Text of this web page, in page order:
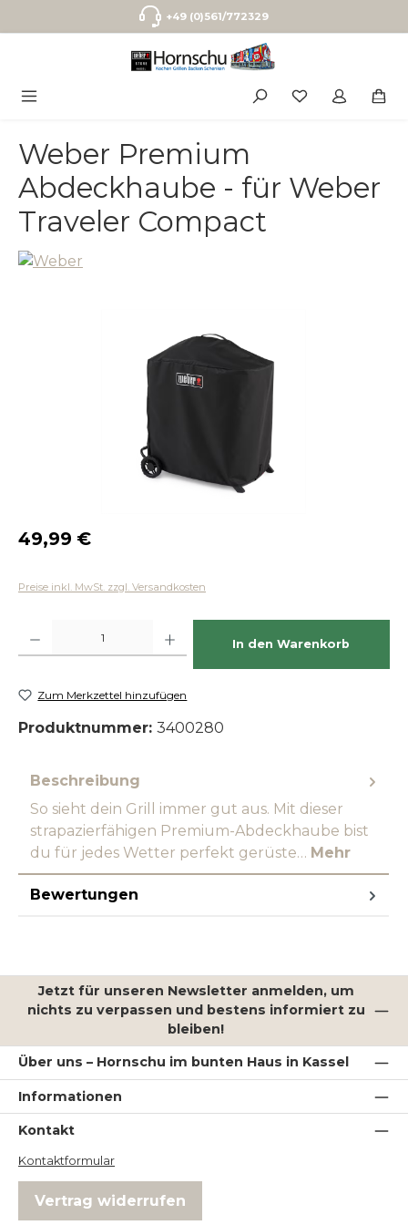
Zum Hauptinhalt springen+49 (0)561/772329
Weber Premium
Abdeckhaube - für Weber
Traveler Compact
Regulärer Preis:
49,99 €
Preise inkl. MwSt. zzgl. Versandkosten
In den Warenkorb
Zum Merkzettel hinzufügen
Produktnummer: 3400280
Beschreibung
So sieht dein Grill immer gut aus. Mit dieser
strapazierfähigen Premium-Abdeckhaube bist
du für jedes Wetter perfekt gerüste… Mehr
Bewertungen
Jetzt für unseren Newsletter anmelden, um
nichts zu verpassen und bestens informiert zu
bleiben!
Über uns – Hornschu im bunten Haus in Kassel
Informationen
Kontakt
Kontaktformular
Vertrag widerrufen